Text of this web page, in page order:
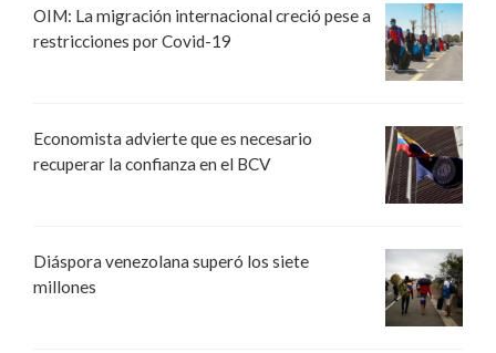
OIM: La migración internacional creció pese a
restricciones por Covid-19
Economista advierte que es necesario
recuperar la confianza en el BCV
Diáspora venezolana superó los siete
millones